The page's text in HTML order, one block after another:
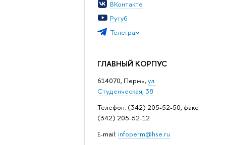
ВКонтакте
Рутуб
Телеграм
ГЛАВНЫЙ КОРПУС
614070, Пермь,ул.
Студенческая, 38
Телефон: (342) 205-52-50, факс:
(342) 205-52-12
Е-mail: infoperm@hse.ru